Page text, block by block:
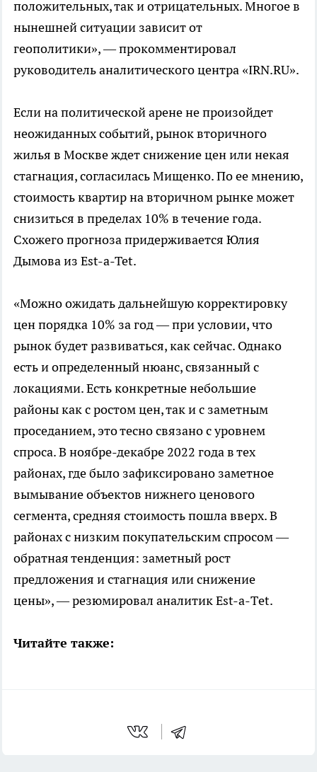
положительных, так и отрицательных. Многое в
нынешней ситуации зависит от
геополитики», — прокомментировал
руководитель аналитического центра «IRN.RU».
Если на политической арене не произойдет
неожиданных событий, рынок вторичного
жилья в Москве ждет снижение цен или некая
стагнация, согласилась Мищенко. По ее мнению,
стоимость квартир на вторичном рынке может
снизиться в пределах 10% в течение года.
Схожего прогноза придерживается Юлия
Дымова из Est-a-Tet.
«Можно ожидать дальнейшую корректировку
цен порядка 10% за год — при условии, что
рынок будет развиваться, как сейчас. Однако
есть и определенный нюанс, связанный с
локациями. Есть конкретные небольшие
районы как с ростом цен, так и с заметным
проседанием, это тесно связано с уровнем
спроса. В ноябре-декабре 2022 года в тех
районах, где было зафиксировано заметное
вымывание объектов нижнего ценового
сегмента, средняя стоимость пошла вверх. В
районах с низким покупательским спросом —
обратная тенденция: заметный рост
предложения и стагнация или снижение
цены», — резюмировал аналитик Est-a-Тet.
Читайте также: